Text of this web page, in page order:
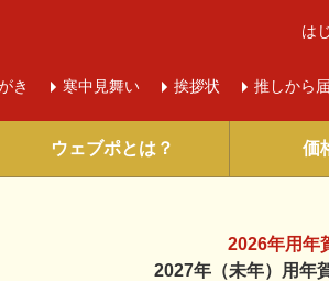
き 寒中 見舞い 挨拶状 推しから
は
ウェブポとは？ 価
2026年用年
2027年（未年）用年